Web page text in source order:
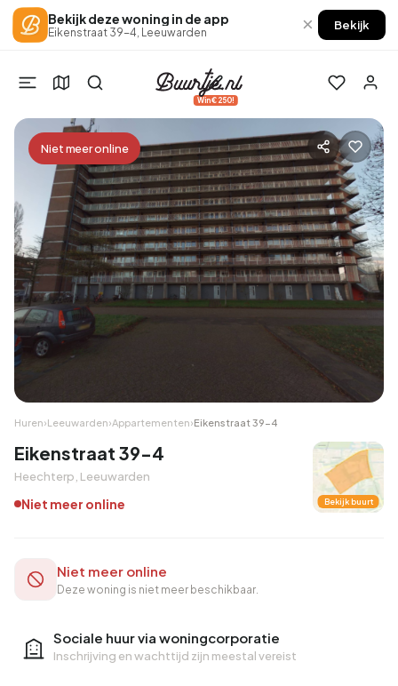
Bekijk deze woning in de app
Eikenstraat 39-4, Leeuwarden × Bekijk
Win €250!
Niet meer online
Huren›Leeuwarden›Appartementen›Eikenstraat 39-4
Eikenstraat 39-4
Heechterp, Leeuwarden
Niet meer online Bekijk buurt
Sociale huur via woningcorporatie
Inschrijving en wachttijd zijn meestal vereist
Niet meer online
Deze woning is niet meer beschikbaar.